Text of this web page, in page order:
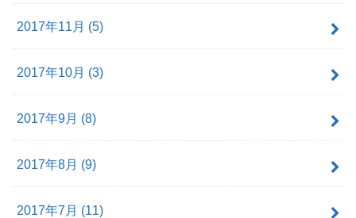
2017年11月 (5)
2017年10月 (3)
2017年9月 (8)
2017年8月 (9)
2017年7月 (11)